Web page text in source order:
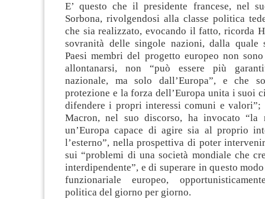
E’ questo che il presidente francese, nel
Sorbona, rivolgendosi alla classe politica
che sia realizzato, evocando il fatto, ricorda
sovranità delle singole nazioni, dalla
Paesi membri del progetto europeo non
allontanarsi, non “può essere più
nazionale, ma solo dall’Europa”, e che
protezione e la forza dell’Europa unita i suoi
difendere i propri interessi comuni e
Macron, nel suo discorso, ha invocato “la
un’Europa capace di agire sia al proprio
l’esterno”, nella prospettiva di poter
sui “problemi di una società mondiale che
interdipendente”, e di superare in questo
funzionariale europeo,
politica del giorno per giorno.